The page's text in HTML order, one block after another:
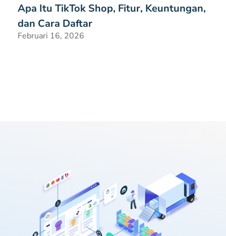
Apa Itu TikTok Shop, Fitur, Keuntungan,
dan Cara Daftar
Februari 16, 2026